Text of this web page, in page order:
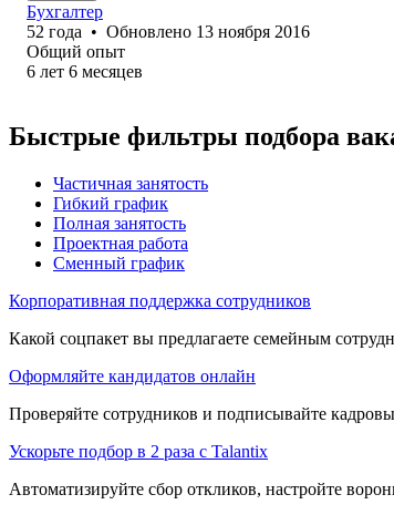
Бухгалтер
52 года • Обновлено 13 ноября 2016
Общий опыт
6 лет 6 месяцев
Быстрые фильтры подбора
Частичная занятость
Гибкий график
Полная занятость
Проектная работа
Сменный график
Корпоративная поддержка сотрудников
Какой соцпакет вы предлагаете семейным
Оформляйте кандидатов онлайн
Проверяйте сотрудников и подписывайте
Ускорьте подбор в 2 раза с Talantix
Автоматизируйте сбор откликов, настройте